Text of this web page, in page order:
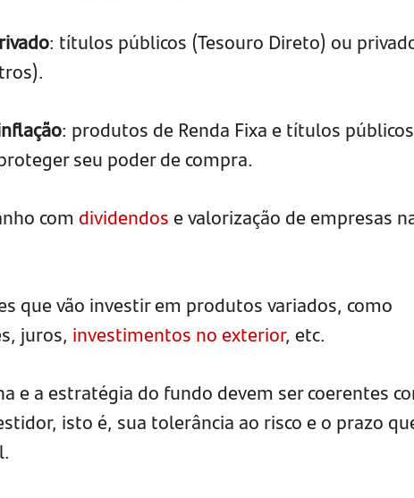
: títulos públicos (Tesouro Direto) ou
: produtos de Renda Fixa e títulos públicos
seu poder de compra.
com dividendose valorização de empresas
que vão investir em produtos variados, como
juros, investimentos no exterior, etc.
e a estratégia do fundo devem ser coerentes
isto é, sua tolerância ao risco e o prazo